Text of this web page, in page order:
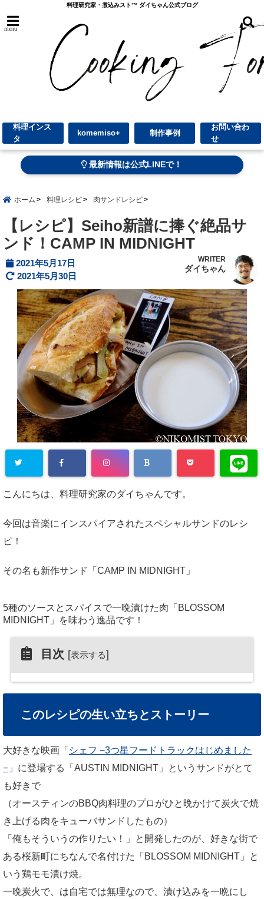
料理研究家・煮込みスト™︎ ダイちゃん公式ブログ
menu
料理インス
タ
komemiso+ 制作事例
お問い合わ
せ
最新情報は公式LINEで！
ホーム 料理レシピ 肉サンドレシピ
【レシピ】Seiho新譜に捧ぐ絶品サ
ンド！CAMP IN MIDNIGHT
2021年5月17日
2021年5月30日
WRITER
ダイちゃん
こんにちは、料理研究家のダイちゃんです。
今回は音楽にインスパイアされたスペシャルサンドのレシ
ピ！
その名も新作サンド「CAMP IN MIDNIGHT」
5種のソースとスパイスで一晩漬けた肉「BLOSSOM
MIDNIGHT」を味わう逸品です！
目次 [表示する]
このレシピの生い立ちとストーリー
大好きな映画「 シェフ −3つ星フードトラックはじめました
− 」に登場する「AUSTIN MIDNIGHT」というサンドがとて
も好きで
（オースティンのBBQ肉料理のプロがひと晩かけて炭火で焼
き上げる肉をキューバサンドしたもの）
「俺もそういうの作りたい！」と開発したのが、好きな街で
ある桜新町にちなんで名付けた「BLOSSOM MIDNIGHT」と
いう鶏モモ漬け焼。
一晩炭火で、は自宅では無理なので、漬け込みを一晩にし